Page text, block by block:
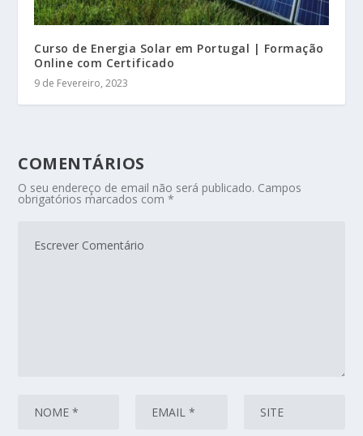
Curso de Energia Solar em Portugal | Formação
Online com Certificado
9 de Fevereiro, 2023
COMENTÁRIOS
O seu endereço de email não será publicado. Campos
obrigatórios marcados com*